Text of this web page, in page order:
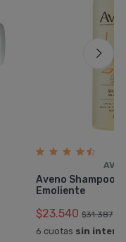
Aveno Shampoo
Emoliente
$23.540 $31.387
6 cuotas sin